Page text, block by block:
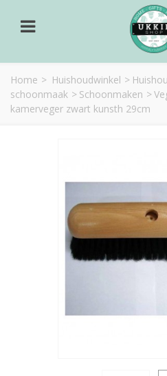
Home > Huishoudwinkel >
schoonmaak > Schoonmaken >
kamerveger zwart kunsth 29cm